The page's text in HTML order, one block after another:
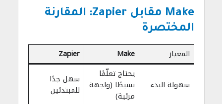
Make مقابل Zapier: المقارنة
المختصرة
المعيار Make
Zapier
سهولة البدء
يحتاج تعلّمًا
بسيطًا (واجهة
مرئية)
سهل جدًا
للمبتدئين